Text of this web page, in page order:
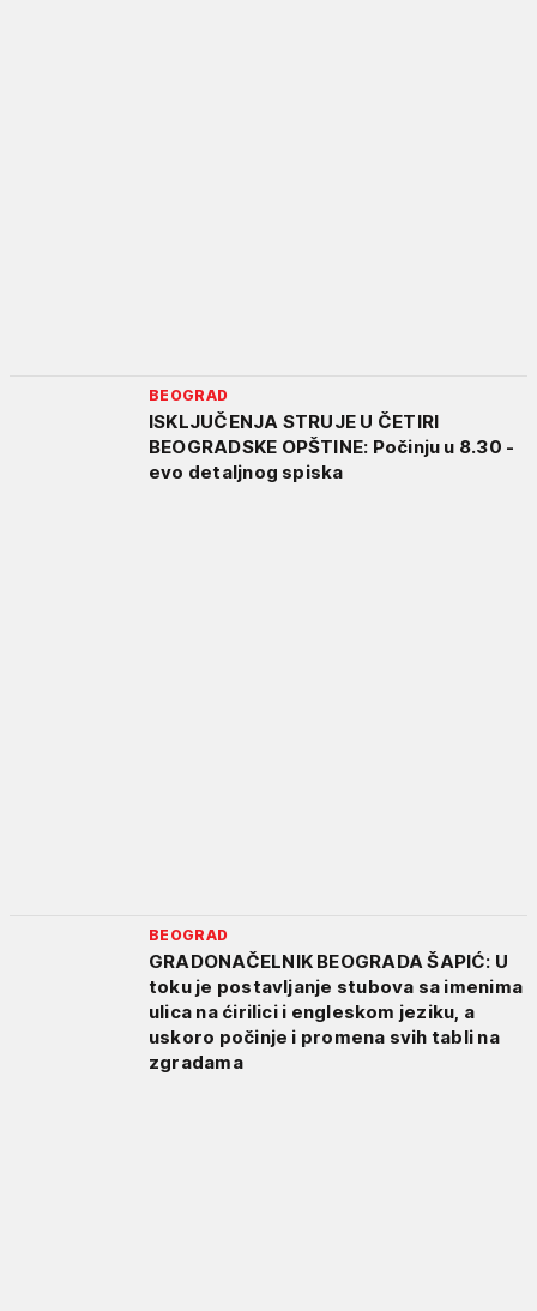
BEOGRAD
ISKLJUČENJA STRUJE U ČETIRI
BEOGRADSKE OPŠTINE: Počinju u 8.30 -
evo detaljnog spiska
BEOGRAD
GRADONAČELNIK BEOGRADA ŠAPIĆ: U
toku je postavljanje stubova sa imenima
ulica na ćirilici i engleskom jeziku, a
uskoro počinje i promena svih tabli na
zgradama